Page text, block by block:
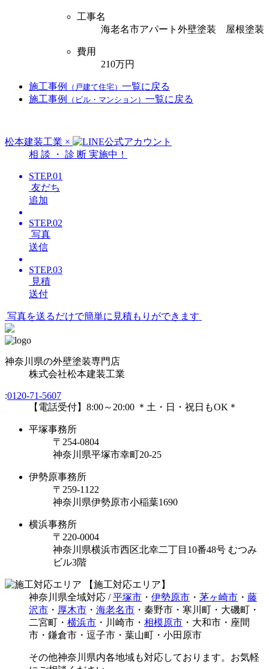
工事名
海老名市アパート外壁塗装 屋根塗装
費用
210万円
施工事例 （戸建て住宅） 一覧に戻る
施工事例
（ビル・マンション） 一覧に戻る
松本建装工業 ×
相 談 ・ 診 断 実施中！
STEP.01
友だち
追加
STEP.02
写真
送信
STEP.03
見積
送付
写真を送るだけで簡単に見積もりができます
神奈川県の外壁塗装専門店
株式会社松本建装工業
:0120-71-5607
【電話受付】8:00～20:00 ＊土・日・祝日もOK＊
平塚事務所
〒254-0804
神奈川県平塚市幸町20-25
伊勢原事務所
〒259-1122
神奈川県伊勢原市⼩稲葉1690
横浜事務所
〒220-0004
神奈川県横浜市西区北幸二丁目10番48号 むつみ
ビル3階
【施工対応エリア】
神奈川県全域対応 /平塚市 ・ 伊勢原市 ・ 茅ヶ崎市 ・ 藤
沢市 ・ 厚木市 ・ 海老名市 ・秦野市・寒川町・大磯町・
二宮町・ 横浜市 ・川崎市・ 相模原市 ・大和市・座間
市・鎌倉市・逗子市・葉山町・小田原市
その他神奈川県内各地域も対応しております。お気軽